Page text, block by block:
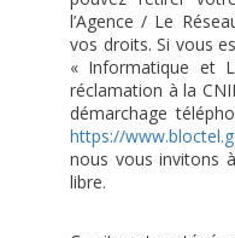
l’Agence / Le
vos droits. Si vous
« Informatique et
réclamation à la
démarchage
https://
nous vous invitons
libre.